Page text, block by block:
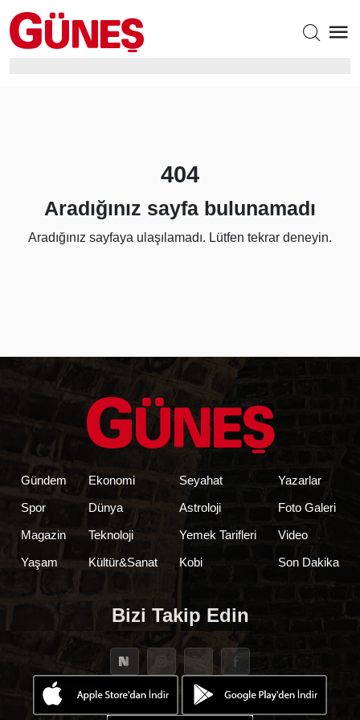
404
Aradığınız sayfa bulunamadı
Aradığınız sayfaya ulaşılamadı. Lütfen tekrar deneyin.
Gündem
Spor
Magazin
Yaşam
Ekonomi
Dünya
Teknoloji
Kültür&Sanat
Seyahat
Astroloji
Yemek Tarifleri
Kobi
Yazarlar
Foto Galeri
Video
Son Dakika
Bizi Takip Edin